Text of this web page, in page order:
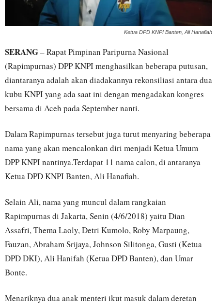
Ketua DPD KNPI Banten, Ali Hanafiah
SERANG– Rapat Pimpinan Paripurna Nasional
(Rapimpurnas) DPP KNPI menghasilkan beberapa putusan,
diantaranya adalah akan diadakannya rekonsiliasi antara dua
kubu KNPI yang ada saat ini dengan mengadakan kongres
bersama di Aceh pada September nanti.
Dalam Rapimpurnas tersebut juga turut menyaring beberapa
nama yang akan mencalonkan diri menjadi Ketua Umum
DPP KNPI nantinya.Terdapat 11 nama calon, di antaranya
Ketua DPD KNPI Banten, Ali Hanafiah.
Selain Ali, nama yang muncul dalam rangkaian
Rapimpurnas di Jakarta, Senin (4/6/2018) yaitu Dian
Assafri, Thema Laoly, Detri Kumolo, Roby Marpaung,
Fauzan, Abraham Srijaya, Johnson Silitonga, Gusti (Ketua
DPD DKI), Ali Hanifah (Ketua DPD Banten), dan Umar
Bonte.
Menariknya dua anak menteri ikut masuk dalam deretan